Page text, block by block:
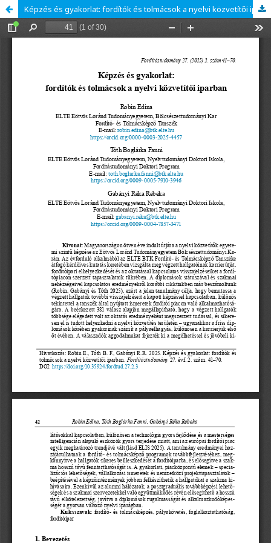
Képzés és gyakorlat: fordítók és tolmácsok a nyelvi közvetítői iparban